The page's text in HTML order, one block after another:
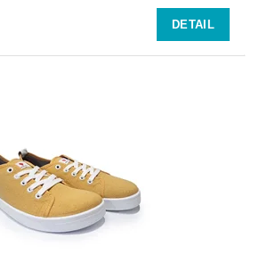
DETAIL